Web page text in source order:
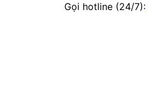
Gọi hotline (24/7):